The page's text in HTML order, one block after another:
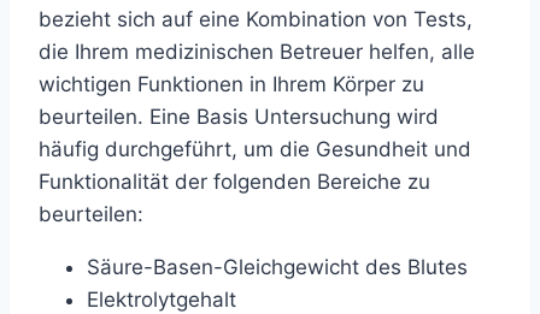
bezieht sich auf eine Kombination von Tests,
die Ihrem medizinischen Betreuer helfen, alle
wichtigen Funktionen in Ihrem Körper zu
beurteilen. Eine Basis Untersuchung wird
häufig durchgeführt, um die Gesundheit und
Funktionalität der folgenden Bereiche zu
beurteilen:
Säure-Basen-Gleichgewicht des Blutes
Elektrolytgehalt